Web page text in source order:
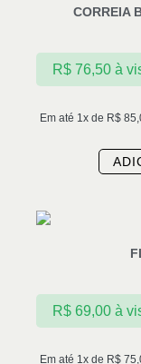
CORREIA
Em até 1x de R$
R$76,50 à
Em até 1x de R$
R$69,00 à